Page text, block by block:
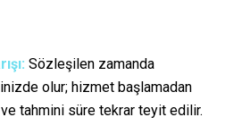
Sözleşilen zamanda
olur; hizmet başlamadan
tahmini süre tekrar teyit edilir.